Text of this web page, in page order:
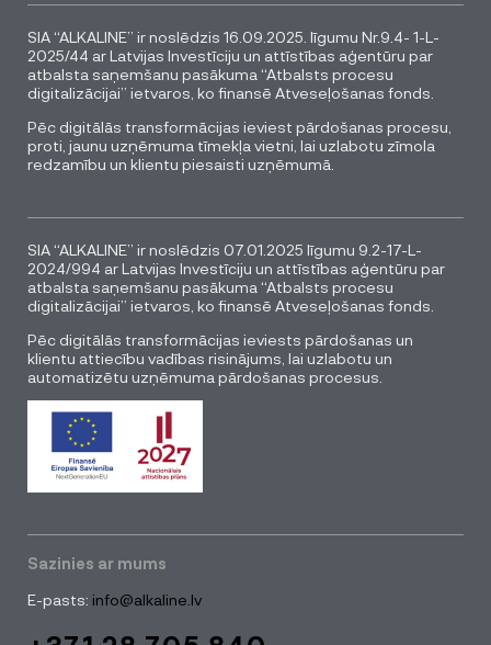
SIA “ALKALINE” ir noslēdzis 16.09.2025. līgumu Nr.9.4- 1-L-
2025/44 ar Latvijas Investīciju un attīstības aģentūru par
atbalsta saņemšanu pasākuma “Atbalsts procesu
digitalizācijai” ietvaros, ko finansē Atveseļošanas fonds.
Pēc digitālās transformācijas ieviest pārdošanas procesu,
proti, jaunu uzņēmuma tīmekļa vietni, lai uzlabotu zīmola
redzamību un klientu piesaisti uzņēmumā.
SIA “ALKALINE” ir noslēdzis 07.01.2025 līgumu 9.2-17-L-
2024/994 ar Latvijas Investīciju un attīstības aģentūru par
atbalsta saņemšanu pasākuma “Atbalsts procesu
digitalizācijai” ietvaros, ko finansē Atveseļošanas fonds.
Pēc digitālās transformācijas ieviests pārdošanas un
klientu attiecību vadības risinājums, lai uzlabotu un
automatizētu uzņēmuma pārdošanas procesus.
Sazinies ar mums
E-pasts: info@alkaline.lv